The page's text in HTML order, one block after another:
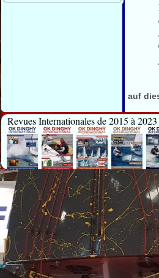
auf
Revues Internationales de 2015 à 2023